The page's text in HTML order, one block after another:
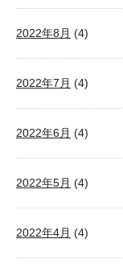
2022年8月 (4)
2022年7月 (4)
2022年6月 (4)
2022年5月 (4)
2022年4月 (4)